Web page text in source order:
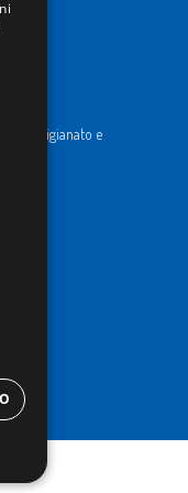
Artigianato e